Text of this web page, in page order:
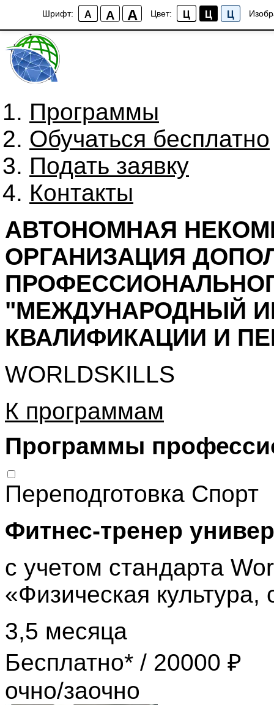
Шрифт: A A A Цвет: Ц Ц Ц
Программы
Обучаться бесплатно
Подать заявку
Контакты
АВТОНОМНАЯ
ОРГАНИЗАЦИЯ
"МЕЖДУНАРОДНЫЙ
КВАЛИФИКАЦИИ И
WORLDSKILLS
К программам
Программы
Переподготовка Спорт
Фитнес-тренер
с учетом стандарта
«Физическая
3,5 месяца
Бесплатно* / 20000 ₽
очно/заочно